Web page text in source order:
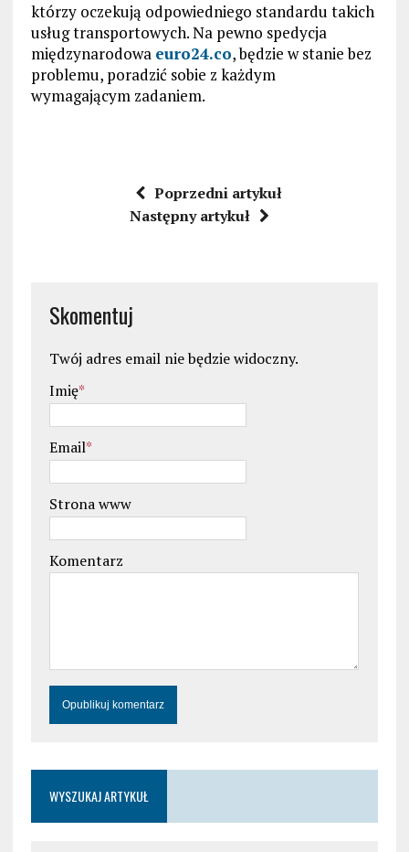
którzy oczekują odpowiedniego standardu takich
usług transportowych. Na pewno spedycja
międzynarodowa euro24.co, będzie w stanie bez
problemu, poradzić sobie z każdym
wymagającym zadaniem.
Poprzedni artykuł
Następny artykuł
Skomentuj
Twój adres email nie będzie widoczny.
Imię*
Email*
Strona www
Komentarz
WYSZUKAJ ARTYKUŁ